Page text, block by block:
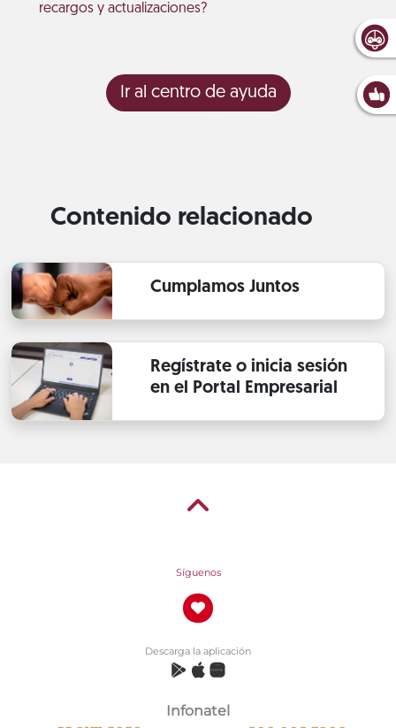
recargos y actualizaciones?
Ir al centro de ayuda
Contenido relacionado
Cumplamos Juntos
Regístrate o inicia sesión
en el Portal Empresarial
Síguenos
Descarga la aplicación
Infonatel